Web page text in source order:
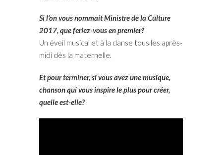
Si l’on vous nommait Ministre de la Culture
2017, que feriez-vous en premier?
Un éveil musical et à la danse tous les après-
midi dès la maternelle.
Et pour terminer, si vous avez une musique,
chanson qui vous inspire le plus pour créer,
quelle est-elle?